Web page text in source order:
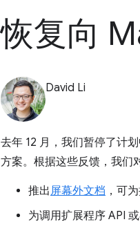
恢复向
David Li
去年 12 月，我们暂停了计
方案。根据这些反馈，我们
推出屏幕外文档 ，可
为调用扩展程序 API